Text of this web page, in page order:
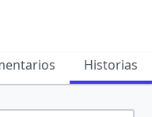
Historias